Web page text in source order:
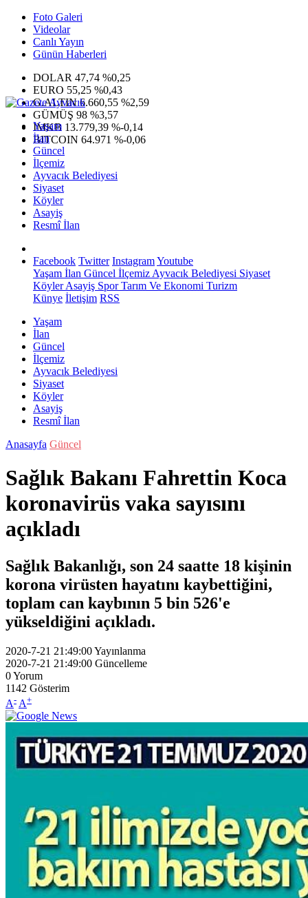
Foto Galeri
Videolar
Canlı Yayın
Günün Haberleri
DOLAR 47,74 %0,25
EURO 55,25 %0,43
G.ALTIN6.660,55 %2,59
GÜMÜŞ 98 %3,57
IMKB 13.779,39 %-0,14
BITCOIN 64.971 %-0,06
Yaşam
İlan
Güncel
İlçemiz
Ayvacık Belediyesi
Siyaset
Köyler
Asayiş
Resmî İlan
Facebook Twitter InstagramYoutube
Yaşam İlan Güncel İlçemiz Ayvacık Belediyesi Siyaset
KöylerAsayiş SporTarım Ve Ekonomi Turizm
Künye İletişim RSS
Yaşam
İlan
Güncel
İlçemiz
Ayvacık Belediyesi
Siyaset
Köyler
Asayiş
Resmî İlan
Anasayfa Güncel
Sağlık Bakanı Fahrettin Koca
koronavirüs vaka sayısını
açıkladı
Sağlık Bakanlığı, son 24 saatte 18 kişinin
korona virüsten hayatını kaybettiğini,
toplam can kaybının 5 bin 526'e
yükseldiğini açıkladı.
2020-7-21 21:49:00Yayınlanma
2020-7-21 21:49:00 Güncelleme
0Yorum
1142 Gösterim
A- A+